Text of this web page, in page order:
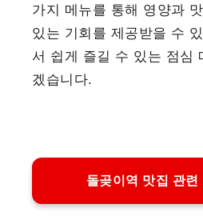
가지 메뉴를 통해 영양과
있는 기회를 제공받을 수
서 쉽게 즐길 수 있는 점심
겠습니다.
돌곶이역 맛집 관련